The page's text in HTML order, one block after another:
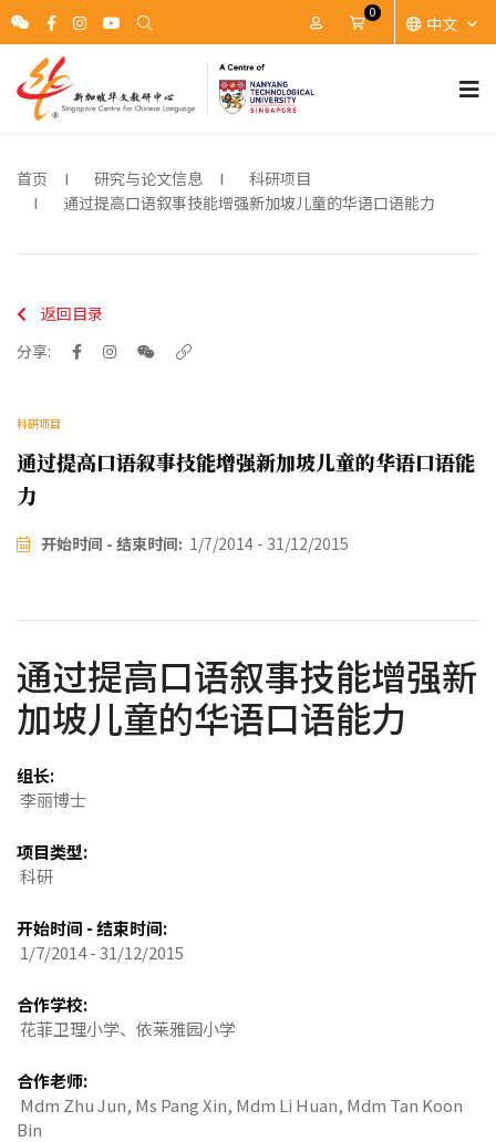
账户 Cart
0
中文
首页 研究与论文信息
科研项目
通过提高口语叙事技能增强新加坡儿童的华语口语能力
返回目录
分享:
科研项目
通过提高口语叙事技能增强新加坡儿童的华语口语能
力
开始时间 - 结束时间: 1/7/2014 - 31/12/2015
通过提高口语叙事技能增强新
加坡儿童的华语口语能力
组长:
李丽博士
项目类型:
科研
开始时间 - 结束时间:
1/7/2014 - 31/12/2015
合作学校:
花菲卫理小学、依莱雅园小学
合作老师:
Mdm Zhu Jun, Ms Pang Xin, Mdm Li Huan, Mdm Tan Koon
Bin